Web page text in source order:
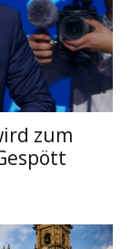
zum